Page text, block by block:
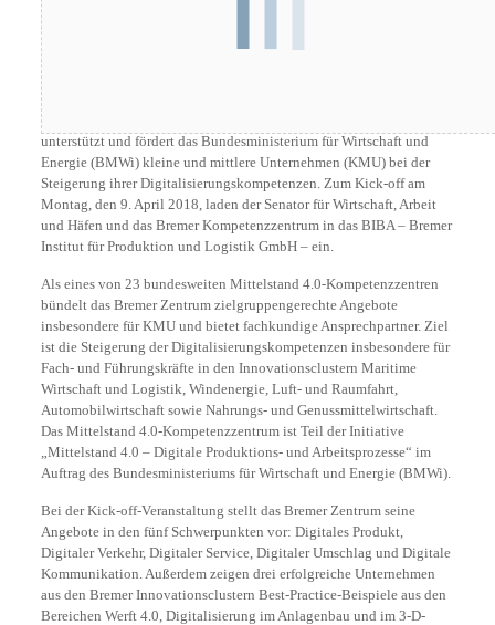
Mit dem neuen Mittelstand 4.0-Kompetenzzentrum Bremen
unterstützt und fördert das Bundesministerium für Wirtschaft und
Energie (BMWi) kleine und mittlere Unternehmen (KMU) bei der
Steigerung ihrer Digitalisierungskompetenzen. Zum Kick-off am
Montag, den 9. April 2018, laden der Senator für Wirtschaft, Arbeit
und Häfen und das Bremer Kompetenzzentrum in das BIBA – Bremer
Institut für Produktion und Logistik GmbH – ein.
Als eines von 23 bundesweiten Mittelstand 4.0-Kompetenzzentren
bündelt das Bremer Zentrum zielgruppengerechte Angebote
insbesondere für KMU und bietet fachkundige Ansprechpartner. Ziel
ist die Steigerung der Digitalisierungskompetenzen insbesondere für
Fach- und Führungskräfte in den Innovationsclustern Maritime
Wirtschaft und Logistik, Windenergie, Luft- und Raumfahrt,
Automobilwirtschaft sowie Nahrungs- und Genussmittelwirtschaft.
Das Mittelstand 4.0-Kompetenzzentrum ist Teil der Initiative
„Mittelstand 4.0 – Digitale Produktions- und Arbeitsprozesse“ im
Auftrag des Bundesministeriums für Wirtschaft und Energie (BMWi).
Bei der Kick-off-Veranstaltung stellt das Bremer Zentrum seine
Angebote in den fünf Schwerpunkten vor: Digitales Produkt,
Digitaler Verkehr, Digitaler Service, Digitaler Umschlag und Digitale
Kommunikation. Außerdem zeigen drei erfolgreiche Unternehmen
aus den Bremer Innovationsclustern Best-Practice-Beispiele aus den
Bereichen Werft 4.0, Digitalisierung im Anlagenbau und im 3-D-